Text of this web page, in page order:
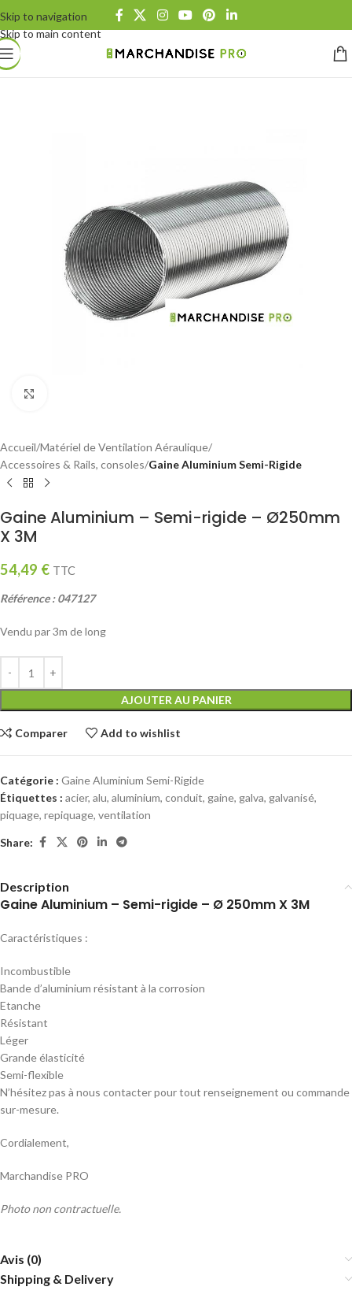
Skip to navigation
Skip to main content
Accueil Matériel de Ventilation Aéraulique
Accessoires & Rails, consoles Gaine Aluminium Semi-Rigide
Gaine Aluminium – Semi-rigide – Ø250mm
X 3M
54,49 € TTC
Référence : 047127
Vendu par 3m de long
AJOUTER AU PANIER
Comparer Add to wishlist
Catégorie : Gaine Aluminium Semi-Rigide
Étiquettes : acier, alu, aluminium, conduit, gaine, galva, galvanisé,
piquage, repiquage, ventilation
Share:
Description
Gaine Aluminium – Semi-rigide – Ø 250mm X 3M
Caractéristiques :
Incombustible
Bande d’aluminium résistant à la corrosion
Etanche
Résistant
Léger
Grande élasticité
Semi-flexible
N’hésitez pas à nous contacter pour tout renseignement ou commande
sur-mesure.
Cordialement,
Marchandise PRO
Photo non contractuelle.
Avis (0)
Shipping & Delivery